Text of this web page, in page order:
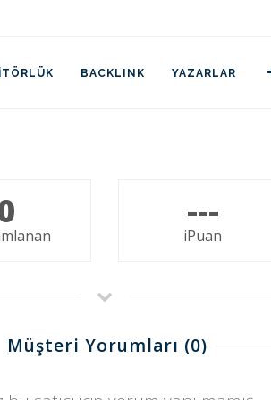
BACKLINK YAZARLAR
---
iPuan
Müşteri Yorumları (0)